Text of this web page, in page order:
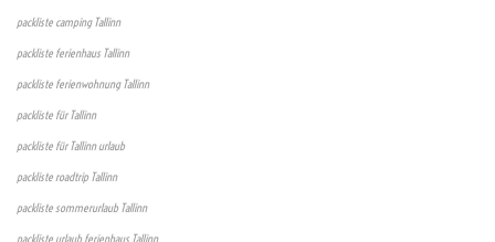
packliste camping Tallinn
packliste ferienhaus Tallinn
packliste ferienwohnung Tallinn
packliste für Tallinn
packliste für Tallinn urlaub
packliste roadtrip Tallinn
packliste sommerurlaub Tallinn
packliste urlaub ferienhaus Tallinn